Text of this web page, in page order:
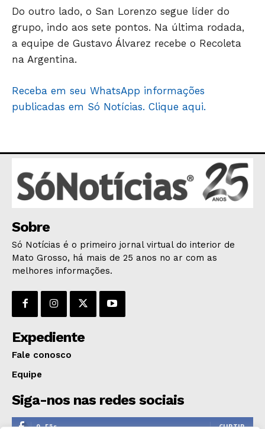
SAÚDE
AGRONOTÍCIAS
ÚLTIMAS NOTÍCIAS
Do outro lado, o San Lorenzo segue líder do
grupo, indo aos sete pontos. Na última rodada,
a equipe de Gustavo Álvarez recebe o Recoleta
na Argentina.
Receba em seu WhatsApp informações
publicadas em Só Notícias. Clique aqui.
Sobre
Só Notícias é o primeiro jornal virtual do interior de
Mato Grosso, há mais de 25 anos no ar com as
melhores informações.
Expediente
Fale conosco
Equipe
Siga-nos nas redes sociais
0 Fãs CURTIR